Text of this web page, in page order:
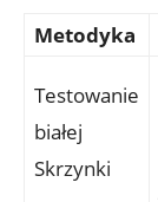
Metodyka
Testowanie
białej
Skrzynki